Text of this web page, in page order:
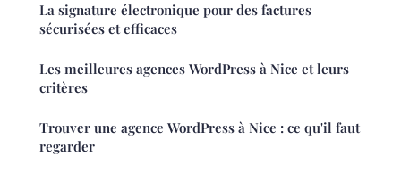
La signature électronique pour des factures
sécurisées et efficaces
Les meilleures agences WordPress à Nice et leurs
critères
Trouver une agence WordPress à Nice : ce qu'il faut
regarder